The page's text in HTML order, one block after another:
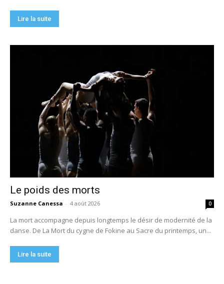
Lire la suite
Le poids des morts
Suzanne Canessa - 4 août 2026 0
La mort accompagne depuis longtemps le désir de modernité de la
danse. De La Mort du cygne de Fokine au Sacre du printemps, un...
Lire la suite